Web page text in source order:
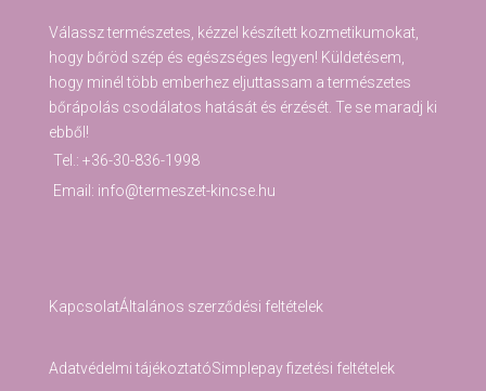
Válassz természetes, kézzel készített kozmetikumokat,
hogy bőröd szép és egészséges legyen! Küldetésem,
hogy minél több emberhez eljuttassam a természetes
bőrápolás csodálatos hatását és érzését. Te se maradj ki
ebből!
Tel.: +36-30-836-1998
Email: info@termeszet-kincse.hu
KapcsolatÁltalános szerződési feltételek
Adatvédelmi tájékoztatóSimplepay fizetési feltételek